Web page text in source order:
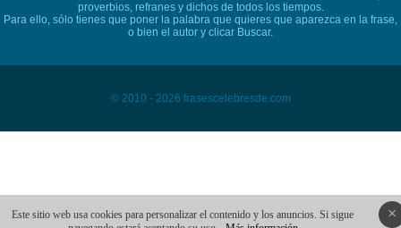
proverbios, refranes y dichos de todos los tiempos.
Para ello, sólo tienes que poner la palabra que quieres que aparezca en la frase,
o bien el autor y clicar Buscar.
© 2010 - 2026 frasescelebresde.com
×
Este sitio web usa cookies para personalizar el contenido y los anuncios. Si sigue